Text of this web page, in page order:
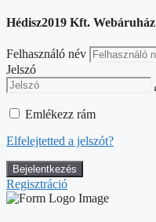
Hédisz2019 Kft. Webáruház
Felhasználó név
Jelszó
Emlékezz rám
Elfelejtetted a jelszót?
Regisztráció